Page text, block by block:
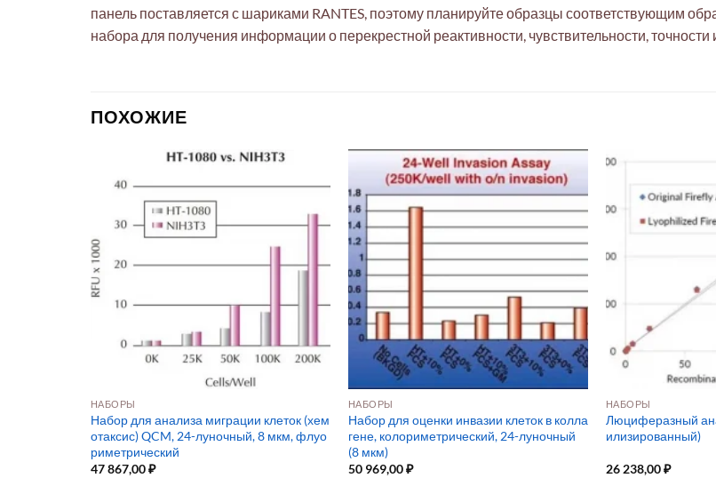
панель поставляется с шариками RANTES, поэтому планируйте образцы соответствующим
набора для получения информации о перекрестной реактивности, чувствительности, точности
ПОХОЖИЕ
НАБОРЫ
Набор для анализа миграции клеток (хем
отаксис) QCM, 24-луночный, 8 мкм, флуо
риметрический
47 867,00₽
НАБОРЫ
Набор для оценки инвазии клеток в колла
гене, колориметрический, 24-луночный
(8 мкм)
50 969,00₽
НАБОРЫ
Люциферазный
илизированный)
26 238,00₽